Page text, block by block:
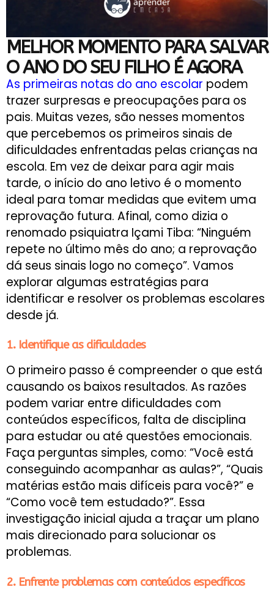
MELHOR MOMENTO PARA SALVAR
O ANO DO SEU FILHO É AGORA
As primeiras notas do ano escolar podem
trazer surpresas e preocupações para os
pais. Muitas vezes, são nesses momentos
que percebemos os primeiros sinais de
dificuldades enfrentadas pelas crianças na
escola. Em vez de deixar para agir mais
tarde, o início do ano letivo é o momento
ideal para tomar medidas que evitem uma
reprovação futura. Afinal, como dizia o
renomado psiquiatra Içami Tiba: “Ninguém
repete no último mês do ano; a reprovação
dá seus sinais logo no começo”. Vamos
explorar algumas estratégias para
identificar e resolver os problemas escolares
desde já.
1. Identifique as dificuldades
O primeiro passo é compreender o que está
causando os baixos resultados. As razões
podem variar entre dificuldades com
conteúdos específicos, falta de disciplina
para estudar ou até questões emocionais.
Faça perguntas simples, como: “Você está
conseguindo acompanhar as aulas?”, “Quais
matérias estão mais difíceis para você?” e
“Como você tem estudado?”. Essa
investigação inicial ajuda a traçar um plano
mais direcionado para solucionar os
problemas.
2. Enfrente problemas com conteúdos específicos